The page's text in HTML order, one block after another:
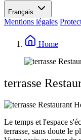
Personne
Médias
Les Moby
Contacts
Durabilité
Tenuta
Français
Mentions légales
Home
terrasse
Le temps et l'espace
terrasse, sans doute le